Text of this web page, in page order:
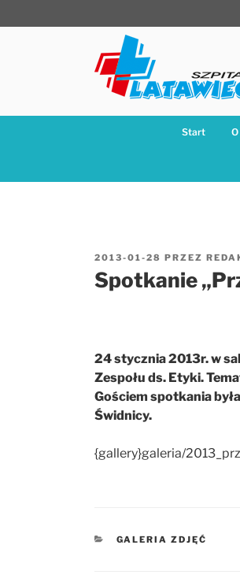
do
Start
OPUBLIKOWANE
W
2013-01-28 PRZEZ
Spotkanie
24 stycznia 2013r. w
Zespołu ds. Etyki.
Gościem spotkania
Świdnicy.
{gallery}galeria/
KATEGORIE
GALERIA ZDJĘĆ